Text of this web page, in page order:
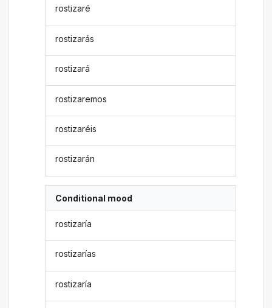
rostizaré
rostizarás
rostizará
rostizaremos
rostizaréis
rostizarán
Conditional mood
rostizaría
rostizarías
rostizaría